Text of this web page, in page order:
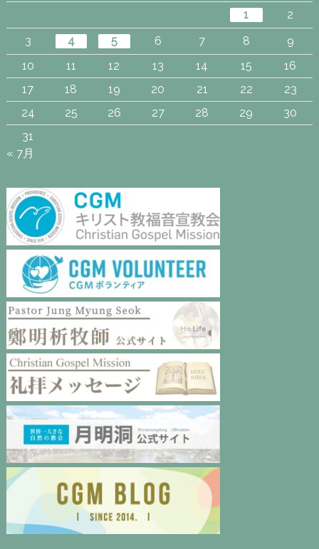
1
2
3
4 5 6 7 8
9
10
11 12 13 14 15
16
17
18 19 20 21 22
23
24
25 26 27 28 29
30
31
« 7月